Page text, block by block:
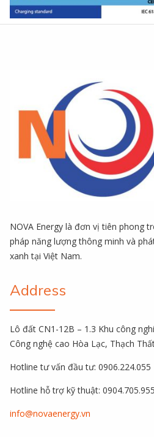
NOVA Energy là đơn vị tiên phong
pháp năng lượng thông minh và
xanh tại Việt Nam.
Address
Lô đất CN1-12B – 1.3 Khu công
Công nghệ cao Hòa Lạc, Thạch
Hotline tư vấn đầu tư: 0906.224.055
Hotline hỗ trợ kỹ thuật: 0904.705.955
info@novaenergy.vn